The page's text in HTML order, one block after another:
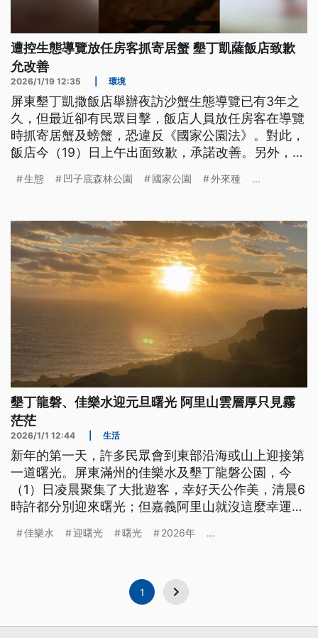
遭控生態導覽放任房客抓寄居蟹 墾丁凱薩飯店致歉
允改善
2026/1/19 12:35 環境
屏東墾丁凱撒飯店舉辦夜訪沙蟹生態導覽已有3年之
久，但最近卻有民眾目擊，飯店人員放任房客在導覽
時抓寄居蟹及螃蟹，恐違反《國家公園法》。對此，
飯店今（19）日上午出面致歉，承諾改善。另外，高
鱷雀鱔，疑似遭棄養，高市府獲報也趕緊派人巡查並
生態 凹子底森林公園 國家公園 外來種 ...
墾丁龍磐、佳樂水迎元旦曙光 阿里山雲層厚只見霧
茫茫
2026/1/1 12:44 生活
新年的第一天，許多民眾會到東部沿海或山上迎接第
一道曙光。屏東滿州的佳樂水及墾丁龍磐公園，今
（1）日凌晨聚集了大批遊客，幸好天公作美，清晨6
時許都分別迎來曙光；但嘉義阿里山就沒這麼幸運，
佳樂水 迎曙光 曙光 2026年 ...
1